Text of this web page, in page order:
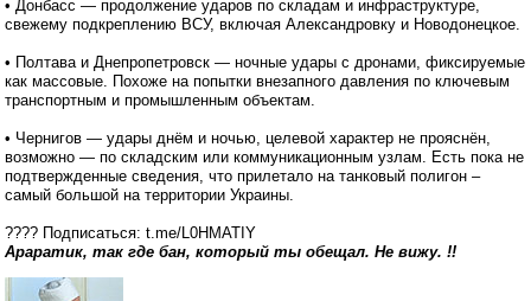
• Донбасс — продолжение ударов по складам и инфраструктуре,
свежему подкреплению ВСУ, включая Александровку и Новодонецкое.
• Полтава и Днепропетровск — ночные удары с дронами, фиксируемые
как массовые. Похоже на попытки внезапного давления по ключевым
транспортным и промышленным объектам.
• Чернигов — удары днём и ночью, целевой характер не прояснён,
возможно — по складским или коммуникационным узлам. Есть пока не
подтвержденные сведения, что прилетало на танковый полигон –
самый большой на территории Украины.
???? Подписаться: t.me/L0HMATIY
Араратик, так где бан, который ты обещал. Не вижу. !!